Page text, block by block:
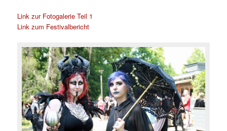
Link zur Fotogalerie Teil 1
Link zum Festivalbericht